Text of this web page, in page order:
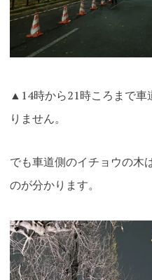
▲14時から21時ころまで車
りません。
でも車道側のイチョウの木
のが分かります。